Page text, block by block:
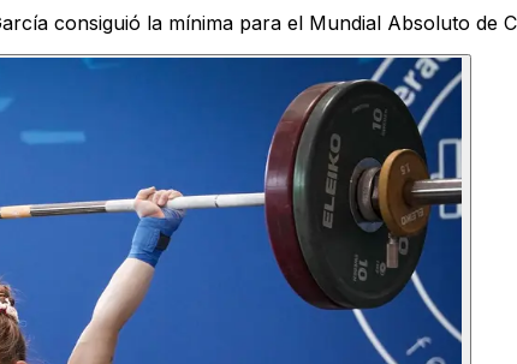
consiguió la mínima para el Mundial Absoluto de